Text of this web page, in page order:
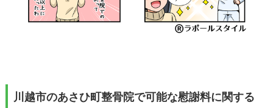
川越市のあさひ町整骨院で可能な慰謝料に関する